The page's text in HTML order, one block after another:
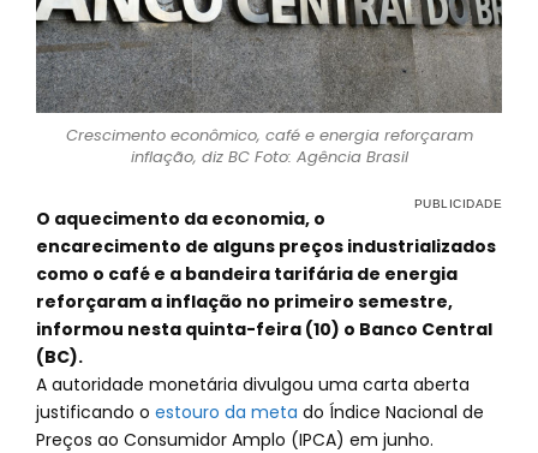
Crescimento econômico, café e energia reforçaram
inflação, diz BC Foto: Agência Brasil
O aquecimento da economia, o
encarecimento de alguns preços industrializados
como o café e a bandeira tarifária de energia
reforçaram a inflação no primeiro semestre,
informou nesta quinta-feira (10) o Banco Central
(BC).
A autoridade monetária divulgou uma carta aberta
justificando o estouro da meta do Índice Nacional de
Preços ao Consumidor Amplo (IPCA) em junho.